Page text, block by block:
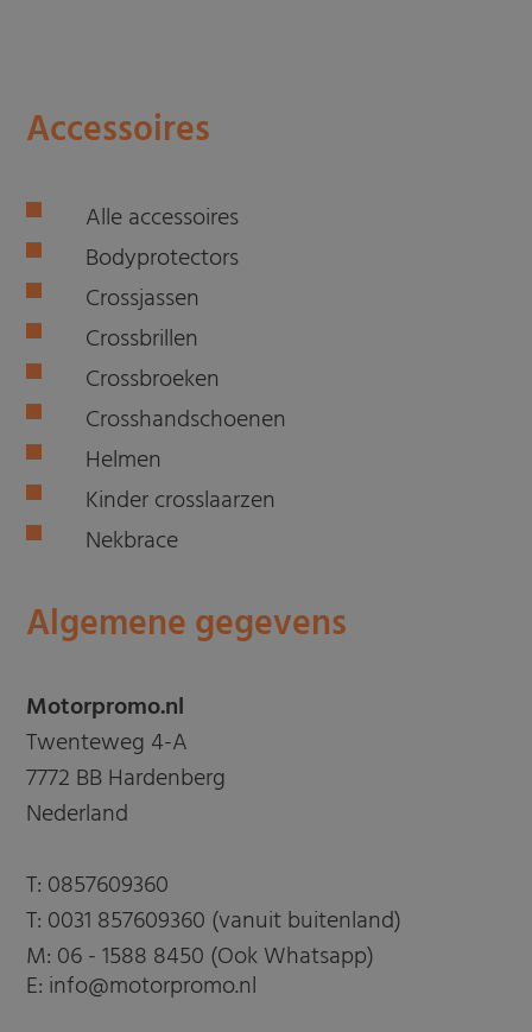
Accessoires
Alle accessoires
Bodyprotectors
Crossjassen
Crossbrillen
Crossbroeken
Crosshandschoenen
Helmen
Kinder crosslaarzen
Nekbrace
Algemene gegevens
Motorpromo.nl
Twenteweg 4-A
7772 BB Hardenberg
Nederland
T: 0857609360
T: 0031 857609360 (vanuit buitenland)
M: 06 - 1588 8450 (Ook Whatsapp)
E: info@motorpromo.nl